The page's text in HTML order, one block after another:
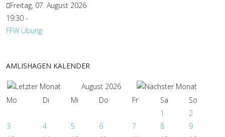
Freitag, 07. August 2026
19:30 -
FFW Übung
AMLISHAGEN KALENDER
August 2026
Mo
Di Mi Do Fr Sa
So
1
2
3
4 5 6 7 8
9